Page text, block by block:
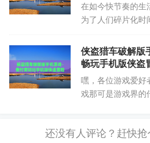
最后，要看看游戏中心有没有一
攻略能帮助你更快地掌握游戏玩
能让你了解哪些游戏比较热门。
让你的游戏体验更加丰富。
在如今快节奏的生
为了人们碎片化时
样的游戏种类和便
多玩家的目光。接
侠盗猎车破解版
畅玩手机版侠盗
嘿，各位游戏爱好
戏那可是游戏界的
解版手机游戏。咱